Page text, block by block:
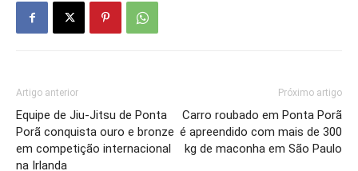
Artigo anterior
Equipe de Jiu-Jitsu de Ponta
Porã conquista ouro e bronze
em competição internacional
na Irlanda
Próximo artigo
Carro roubado em Ponta Porã
é apreendido com mais de 300
kg de maconha em São Paulo